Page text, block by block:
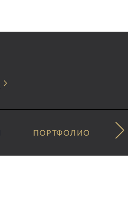
ПОРТФОЛИО